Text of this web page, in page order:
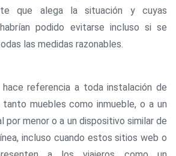
que alega la situación y cuyas
podido evitarse incluso si se
las medidas razonables.
hace referencia a toda instalación de
muebles como inmueble, o a un
por menor o a un dispositivo similar de
incluso cuando estos sitios web o